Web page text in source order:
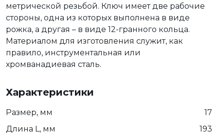
метрической резьбой. Ключ имеет две рабочие
стороны, одна из которых выполнена в виде
рожка, а другая – в виде 12-гранного кольца.
Материалом для изготовления служит, как
правило, инструментальная или
хромванадиевая сталь.
Характеристики
Размер, мм
17
Длина L, мм
193